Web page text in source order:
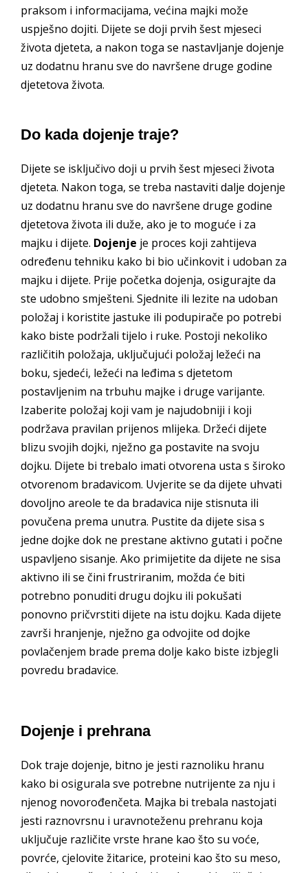
praksom i informacijama, većina majki može
uspješno dojiti. Dijete se doji prvih šest mjeseci
života djeteta, a nakon toga se nastavljanje dojenje
uz dodatnu hranu sve do navršene druge godine
djetetova života.
Do kada dojenje traje?
Dijete se isključivo doji u prvih šest mjeseci života
djeteta. Nakon toga, se treba nastaviti dalje dojenje
uz dodatnu hranu sve do navršene druge godine
djetetova života ili duže, ako je to moguće i za
majku i dijete. Dojenje je proces koji zahtijeva
određenu tehniku kako bi bio učinkovit i udoban za
majku i dijete. Prije početka dojenja, osigurajte da
ste udobno smješteni. Sjednite ili lezite na udoban
položaj i koristite jastuke ili podupirače po potrebi
kako biste podržali tijelo i ruke. Postoji nekoliko
različitih položaja, uključujući položaj ležeći na
boku, sjedeći, ležeći na leđima s djetetom
postavljenim na trbuhu majke i druge varijante.
Izaberite položaj koji vam je najudobniji i koji
podržava pravilan prijenos mlijeka. Držeći dijete
blizu svojih dojki, nježno ga postavite na svoju
dojku. Dijete bi trebalo imati otvorena usta s široko
otvorenom bradavicom. Uvjerite se da dijete uhvati
dovoljno areole te da bradavica nije stisnuta ili
povučena prema unutra. Pustite da dijete sisa s
jedne dojke dok ne prestane aktivno gutati i počne
uspavljeno sisanje. Ako primijetite da dijete ne sisa
aktivno ili se čini frustriranim, možda će biti
potrebno ponuditi drugu dojku ili pokušati
ponovno pričvrstiti dijete na istu dojku. Kada dijete
završi hranjenje, nježno ga odvojite od dojke
povlačenjem brade prema dolje kako biste izbjegli
povredu bradavice.
Dojenje i prehrana
Dok traje dojenje, bitno je jesti raznoliku hranu
kako bi osigurala sve potrebne nutrijente za nju i
njenog novorođenčeta. Majka bi trebala nastojati
jesti raznovrsnu i uravnoteženu prehranu koja
uključuje različite vrste hrane kao što su voće,
povrće, cjelovite žitarice, proteini kao što su meso,